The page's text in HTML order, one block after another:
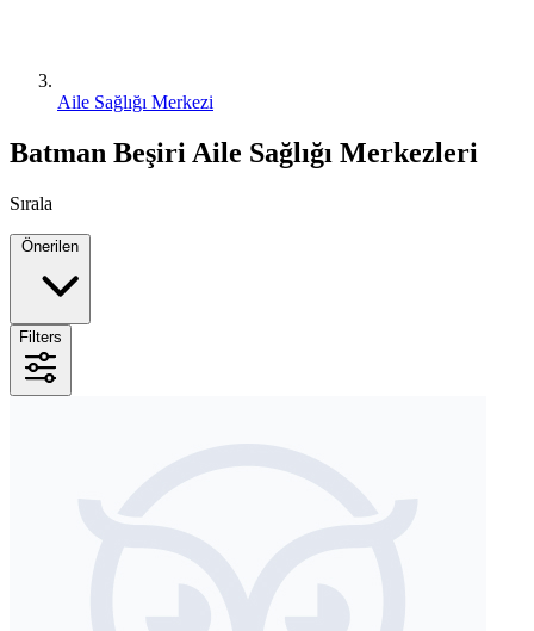
Aile Sağlığı Merkezi
Batman Beşiri Aile Sağlığı Merkezleri
Sırala
Filters